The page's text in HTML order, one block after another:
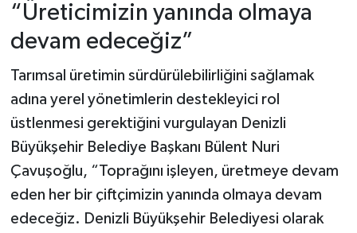
“Üreticimizin yanında olmaya
devam edeceğiz”
Tarımsal üretimin sürdürülebilirliğini sağlamak
adına yerel yönetimlerin destekleyici rol
üstlenmesi gerektiğini vurgulayan Denizli
Büyükşehir Belediye Başkanı Bülent Nuri
Çavuşoğlu, “Toprağını işleyen, üretmeye devam
eden her bir çiftçimizin yanında olmaya devam
edeceğiz. Denizli Büyükşehir Belediyesi olarak